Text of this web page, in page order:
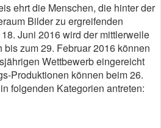
ehrt die Menschen, die hinter der
Bilder zu ergreifenden
Juni 2016 wird der mittlerweile
zum 29. Februar 2016 können
Wettbewerb eingereicht
Produktionen können beim 26.
folgenden Kategorien antreten: